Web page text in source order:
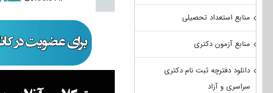
منابع استعداد تحصیلی
منابع آزمون دکتری
دانلود دفترچه ثبت نام دکتری
سراسری و آزاد